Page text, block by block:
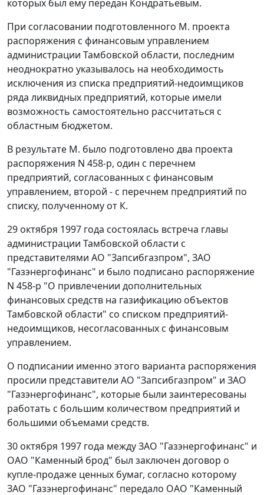
которых был ему передан Кондратьевым.
При согласовании подготовленного М. проекта
распоряжения с финансовым управлением
администрации Тамбовской области, последним
неоднократно указывалось на необходимость
исключения из списка предприятий-недоимщиков
ряда ликвидных предприятий, которые имели
возможность самостоятельно рассчитаться с
областным бюджетом.
В результате М. было подготовлено два проекта
распоряжения N 458-р, один с перечнем
предприятий, согласованных с финансовым
управлением, второй - с перечнем предприятий по
списку, полученному от К.
29 октября 1997 года состоялась встреча главы
администрации Тамбовской области с
представителями АО "Запсибгазпром", ЗАО
"Газэнергофинанс" и было подписано распоряжение
N 458-р "О привлечении дополнительных
финансовых средств на газификацию объектов
Тамбовской области" со списком предприятий-
недоимщиков, несогласованных с финансовым
управлением.
О подписании именно этого варианта распоряжения
просили представители АО "Запсибгазпром" и ЗАО
"Газэнергофинанс", которые были заинтересованы
работать с большим количеством предприятий и
большими объемами средств.
30 октября 1997 года между ЗАО "Газэнергофинанс" и
ОАО "Каменный брод" был заключен договор о
купле-продаже ценных бумаг, согласно которому
ЗАО "Газэнергофинанс" передало ОАО "Каменный